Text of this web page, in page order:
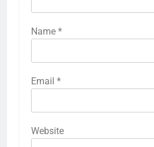
Name *
Email *
Website